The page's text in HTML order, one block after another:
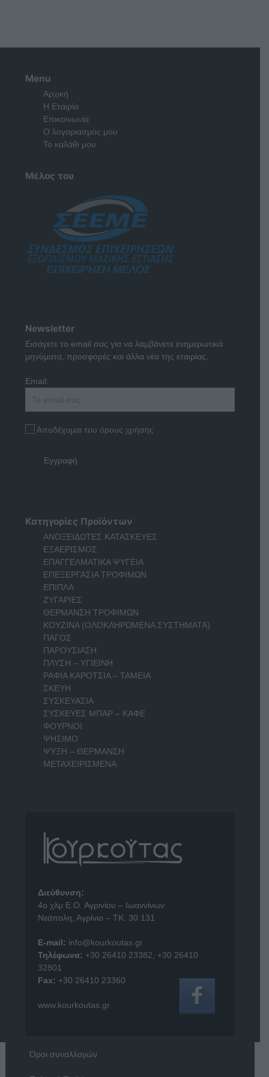
Menu
Αρχική
Η Εταιρία
Επικοινωνία
Ο λογαριασμός μου
Το καλάθι μου
Μέλος του
Newsletter
Εισάγετε το email σας για να λαμβάνετε ενημερωτικά
μηνύματα, προσφορές και άλλα νέα της εταιρίας.
Email:
Αποδέχομαι του όρους χρήσης
Κατηγορίες Προϊόντων
ΑΝΟΞΕΙΔΩΤΕΣ ΚΑΤΑΣΚΕΥΕΣ
ΕΞΑΕΡΙΣΜΟΣ
ΕΠΑΓΓΕΛΜΑΤΙΚΑ ΨΥΓΕΙΑ
ΕΠΕΞΕΡΓΑΣΙΑ ΤΡΟΦΙΜΩΝ
ΕΠΙΠΛΑ
ΖΥΓΑΡΙΕΣ
ΘΕΡΜΑΝΣΗ ΤΡΟΦΙΜΩΝ
ΚΟΥΖΙΝΑ (ΟΛΟΚΛΗΡΩΜΕΝΑ ΣΥΣΤΗΜΑΤΑ)
ΠΑΓΟΣ
ΠΑΡΟΥΣΙΑΣΗ
ΠΛΥΣΗ – ΥΓΙΕΙΝΗ
ΡΑΦΙΑ ΚΑΡΟΤΣΙΑ – ΤΑΜΕΙΑ
ΣΚΕΥΗ
ΣΥΣΚΕΥΑΣΙΑ
ΣΥΣΚΕΥΕΣ ΜΠΑΡ – ΚΑΦΕ
ΦΟΥΡΝΟΙ
ΨΗΣΙΜΟ
ΨΥΞΗ – ΘΕΡΜΑΝΣΗ
ΜΕΤΑΧΕΙΡΙΣΜΕΝΑ
Διεύθυνση:
4o χλμ Ε.Ο. Αγρινίου – Ιωαννίνων
Νεάπολη, Αγρίνιο – ΤΚ: 30 131
E-mail: info@kourkoutas.gr
Τηλέφωνα: +30 26410 23382
+30 26410
32801
Fax: +30 26410 23360
www.kourkoutas.gr
Όροι συναλλαγών